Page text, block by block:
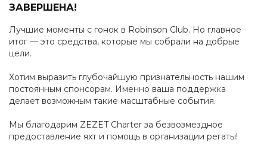
ЗАВЕРШЕНА!
Лучшие моменты с гонок в Robinson Club. Но главное
итог — это средства, которые мы собрали на добрые
цели.
Хотим выразить глубочайшую признательность нашим
постоянным спонсорам. Именно ваша поддержка
делает возможным такие масштабные события.
Мы благодарим ZEZET Charter за безвозмездное
предоставление яхт и помощь в организации регаты!